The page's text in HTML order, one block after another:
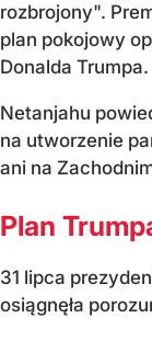
rozbrojony".
plan pokojowy
Donalda Trumpa.
Netanjahu
na utworzenie
ani na
Plan
31 lipca
osiągnęła